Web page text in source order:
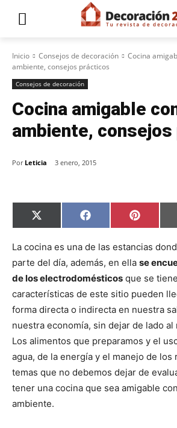
Inicio Consejos de decoración
Cocina
ambiente, consejos prácticos
Consejos de decoración
Cocina amigable
ambiente,
Por Leticia 3 enero, 2015
C
o
p
r
i
r
e
n
X
(
w
t
t
e
r
)
C
o
p
r
i
r
e
n
F
a
e
o
o
k
C
o
p
r
i
r
e
n
P
i
t
r
s
t
La cocina es una de las estancias
parte del día, además, en ella se
de los electrodomésticos que se
características de este sitio pueden
forma directa o indirecta en nuestra
nuestra economía, sin dejar de lado al
Los alimentos que preparamos y el
agua, de la energía y el manejo de los
temas que no debemos dejar de
tener una cocina que sea amigable
ambiente.